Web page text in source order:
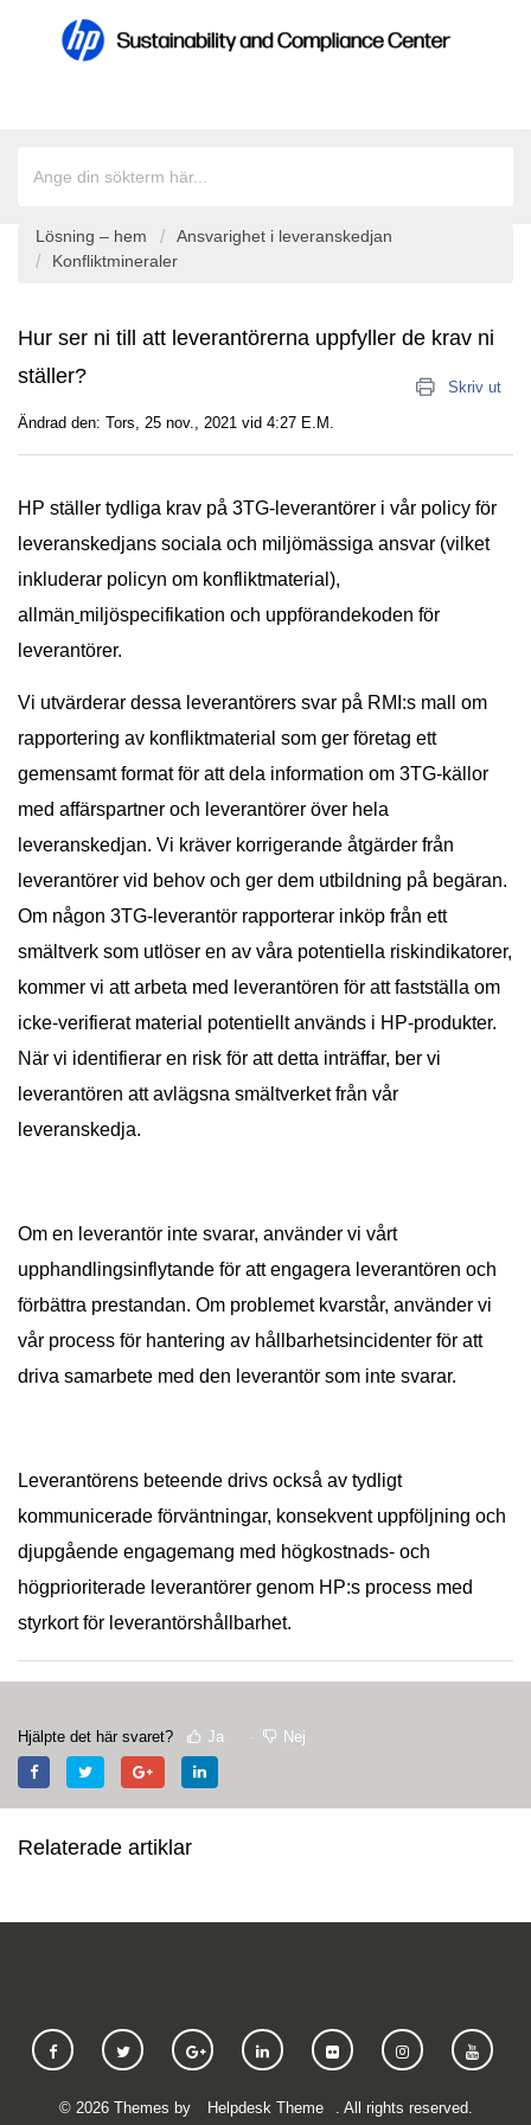
Lösning – hem
Ansvarighet i leveranskedjan
Konfliktmineraler
Hur ser ni till att leverantörerna uppfyller de krav ni
ställer?
Skriv ut
Ändrad den: Tors, 25 nov., 2021 vid 4:27 E.M.
HP ställer tydliga krav på 3TG-leverantörer i vår policy för
leveranskedjans sociala och miljömässiga ansvar (vilket
inkluderar policyn om konfliktmaterial),
allmän miljöspecifikation och uppförandekoden för
leverantörer.
Vi utvärderar dessa leverantörers svar på RMI:s mall om
rapportering av konfliktmaterial som ger företag ett
gemensamt format för att dela information om 3TG-källor
med affärspartner och leverantörer över hela
leveranskedjan. Vi kräver korrigerande åtgärder från
leverantörer vid behov och ger dem utbildning på begäran.
Om någon 3TG-leverantör rapporterar inköp från ett
smältverk som utlöser en av våra potentiella riskindikatorer,
kommer vi att arbeta med leverantören för att fastställa om
icke-verifierat material potentiellt används i HP-produkter.
När vi identifierar en risk för att detta inträffar, ber vi
leverantören att avlägsna smältverket från vår
leveranskedja.
Om en leverantör inte svarar, använder vi vårt
upphandlingsinflytande för att engagera leverantören och
förbättra prestandan. Om problemet kvarstår, använder vi
vår process för hantering av hållbarhetsincidenter för att
driva samarbete med den leverantör som inte svarar.
Leverantörens beteende drivs också av tydligt
kommunicerade förväntningar, konsekvent uppföljning och
djupgående engagemang med högkostnads- och
högprioriterade leverantörer genom HP:s process med
styrkort för leverantörshållbarhet.
Hjälpte det här svaret? Ja Nej
Relaterade artiklar
© 2026Themes by Helpdesk Theme . All rights reserved.